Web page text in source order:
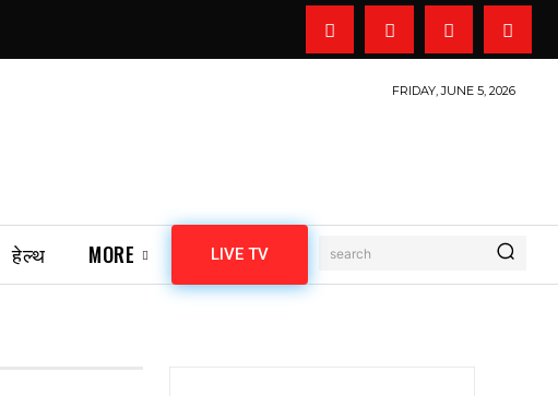
FRIDAY, JUNE 5, 2026
search
हेल्थ MORE LIVE TV